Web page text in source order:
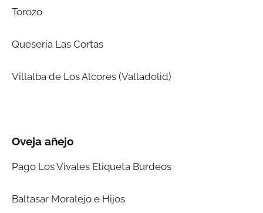
Torozo
Quesería Las Cortas
Villalba de Los Alcores (Valladolid)
Oveja añejo
Pago Los Vivales Etiqueta Burdeos
Baltasar Moralejo e Hijos